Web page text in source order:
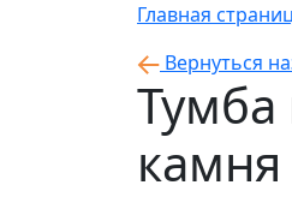
Главная
Вернуться
Тумба
камня